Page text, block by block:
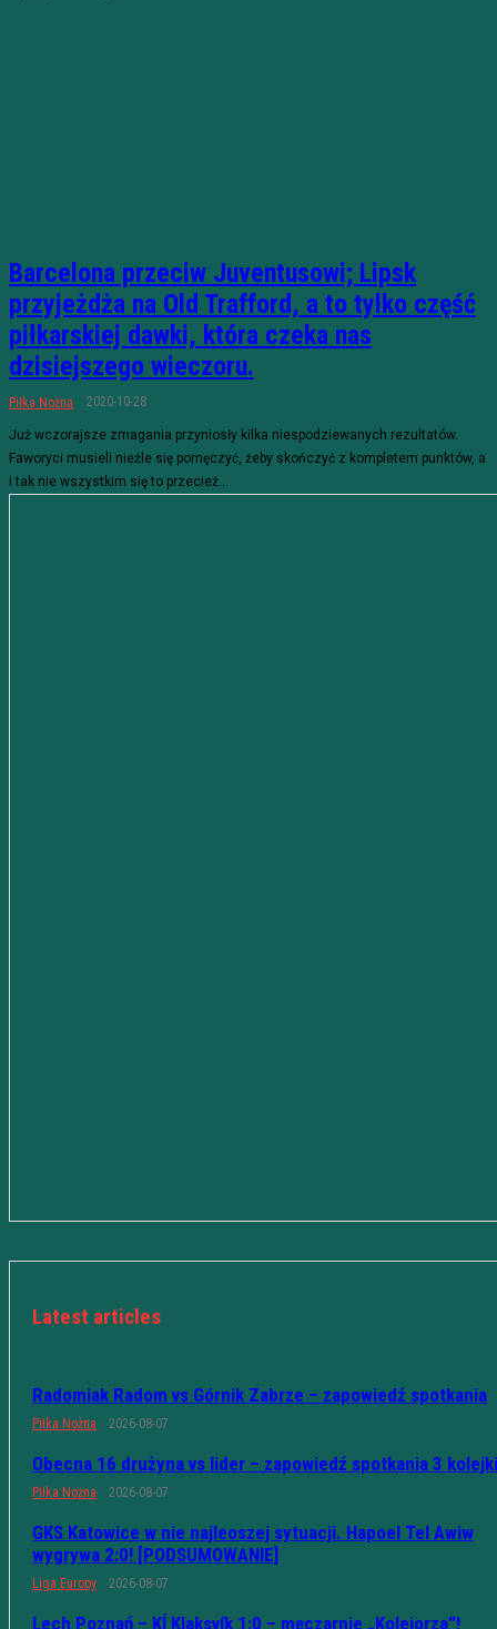
Barcelona przeciw Juventusowi; Lipsk
przyjeżdża na Old Trafford, a to tylko część
piłkarskiej dawki, która czeka nas
dzisiejszego wieczoru.
Piłka Nożna 2020-10-28
Już wczorajsze zmagania przyniosły kilka niespodziewanych rezultatów.
Faworyci musieli nieźle się pomęczyć, żeby skończyć z kompletem punktów, a
i tak nie wszystkim się to przecież...
Latest articles
Radomiak Radom vs Górnik Zabrze – zapowiedź spotkania
Piłka Nożna 2026-08-07
Obecna 16 drużyna vs lider – zapowiedź spotkania 3 kolejki
Piłka Nożna 2026-08-07
GKS Katowice w nie najleoszej sytuacji. Hapoel Tel Awiw
wygrywa 2:0! [PODSUMOWANIE]
Liga Europy 2026-08-07
Lech Poznań – KÍ Klaksvík 1:0 – męczarnie „Kolejorza”!